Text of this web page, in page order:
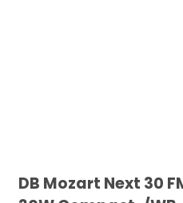
DB Mozart Next 30